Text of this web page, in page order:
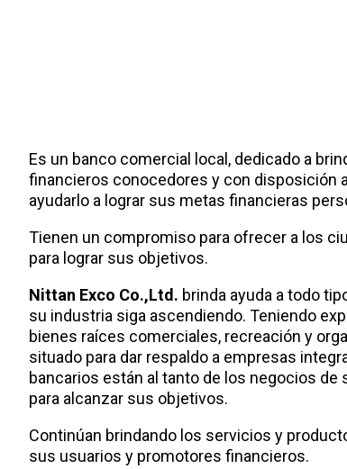
Es un banco comercial local, dedicado a
financieros conocedores y con disposición
ayudarlo a lograr sus metas financieras
Tienen un compromiso para ofrecer a los
para lograr sus objetivos.
Nittan Exco Co.,Ltd. brinda ayuda a todo
su industria siga ascendiendo. Teniendo
bienes raíces comerciales, recreación y
situado para dar respaldo a empresas
bancarios están al tanto de los negocios
para alcanzar sus objetivos.
Continúan brindando los servicios y
sus usuarios y promotores financieros.